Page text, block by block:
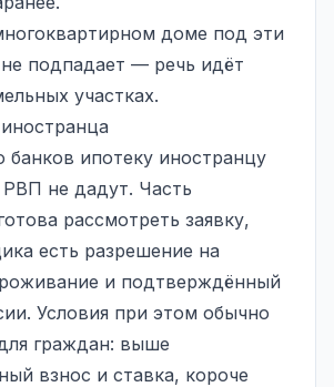
доме под эти
подпадает — речь идёт
участках.
банков ипотеку иностранцу
не дадут. Часть
рассмотреть заявку,
есть разрешение на
и подтверждённый
Условия при этом обычно
граждан: выше
взнос и ставка, короче